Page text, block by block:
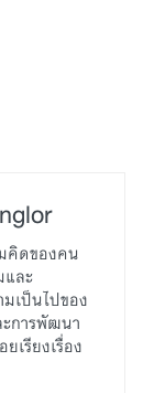
คิดของคน
ละ
เป็นไปของ
การพัฒนา
เรียงเรื่อง